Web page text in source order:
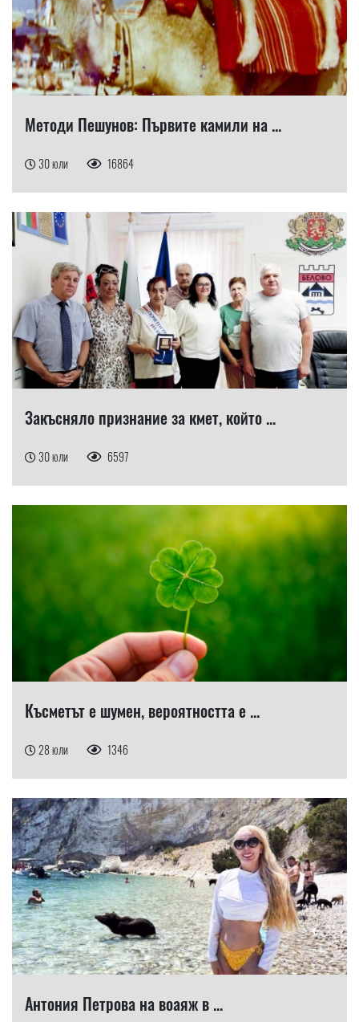
Методи Пешунов: Първите камили на ...
30 юли 16864
Закъсняло признание за кмет, който ...
30 юли 6597
Късметът е шумен, вероятността е ...
28 юли 1346
Антония Петрова на воаяж в ...